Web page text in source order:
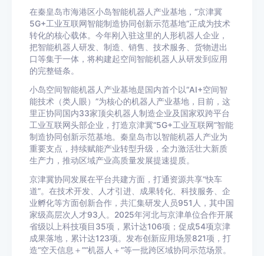
在秦皇岛市海港区小岛智能机器人产业基地，“京津冀
5G+工业互联网智能制造协同创新示范基地”正成为技术
转化的核心载体。今年刚入驻这里的人形机器人企业，
把智能机器人研发、制造、销售、技术服务、货物进出
口等集于一体，将构建起空间智能机器人从研发到应用
的完整链条。
小岛空间智能机器人产业基地是国内首个以“AI+空间智
能技术（类人眼）”为核心的机器人产业基地，目前，这
里正协同国内33家顶尖机器人制造企业及国家双跨平台
工业互联网头部企业，打造京津冀“5G+工业互联网”智能
制造协同创新示范基地。秦皇岛市以智能机器人产业为
重要支点，持续赋能产业转型升级，全力激活壮大新质
生产力，推动区域产业高质量发展提速提质。
京津冀协同发展在平台共建方面，打通资源共享“快车
道”。在技术开发、人才引进、成果转化、科技服务、企
业孵化等方面创新合作，共汇集研发人员951人，其中国
家级高层次人才93人。2025年河北与京津单位合作开展
省级以上科技项目35项，累计达106项；促成54项京津
成果落地，累计达123项。发布创新应用场景821项，打
造“空天信息＋”“机器人＋”等一批跨区域协同示范场景。